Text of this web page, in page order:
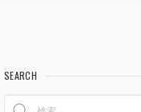
SEARCH